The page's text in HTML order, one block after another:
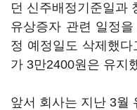
던 신주배정기준일과
유상증자 관련 일정
정 예정일도 삭제했
가 3만2400원은 유지
앞서 회사는 지난 3월